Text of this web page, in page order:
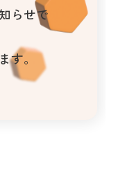
らせで
す。